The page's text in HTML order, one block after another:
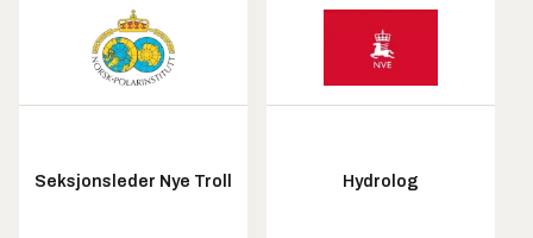
Seksjonsleder Nye Troll Hydrolog